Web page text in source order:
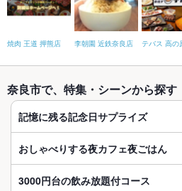
焼肉 王道 押熊店 李朝園 近鉄奈良店 テバス 高の
奈良市で、特集・シーンから探す
記憶に残る記念日サプライズ
おしゃべりする夜カフェ夜ごはん
3000円台の飲み放題付コース